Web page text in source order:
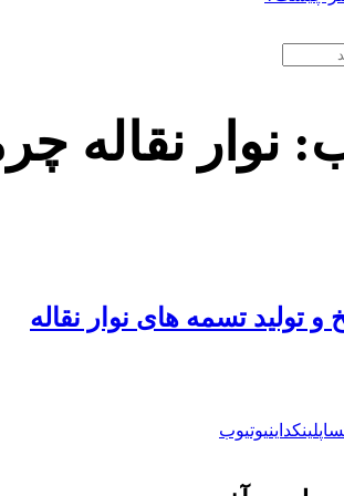
نوار نقاله
و تولید تسمه های نوار نقاله
لینکداینیوتیوب